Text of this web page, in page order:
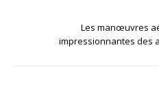
Les manœuvres
impressionnantes des